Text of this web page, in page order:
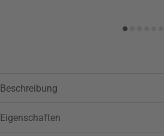
Beschreibung
Eigenschaften